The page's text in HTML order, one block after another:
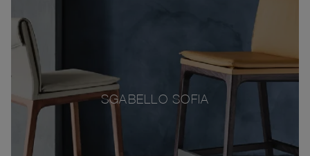
SGABELLO SOFIA